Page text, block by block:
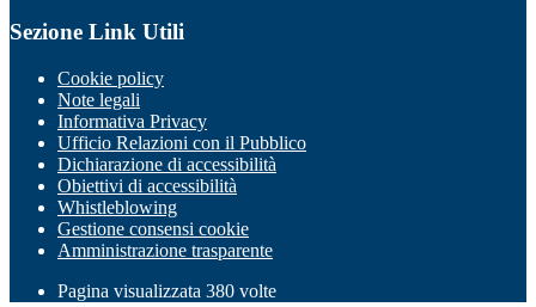
Sezione Link Utili
Cookie policy
Note legali
Informativa Privacy
Ufficio Relazioni con il Pubblico
Dichiarazione di accessibilità
Obiettivi di accessibilità
Whistleblowing
Gestione consensi cookie
Amministrazione trasparente
Pagina visualizzata 380 volte